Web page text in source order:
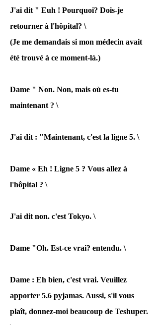
pendant des mois, "Je
vous contacterai à
partir d'ici." est
d'enregistrement
disponible.))
"Je veux que vous
transcription et que
vous la soumettez. (Il
le délai de
prescription pour les
J'ai dit " Euh ! Pourquoi? Dois-je
retourner à l'hôpital? \
(Je me demandais si mon médecin avait
été trouvé à ce moment-là.)
Dame " Non. Non, mais où es-tu
maintenant ? \
J'ai dit : "Maintenant, c'est la ligne 5. \
Dame « Eh ! Ligne 5 ? Vous allez à
l'hôpital ? \
J'ai dit non. c'est Tokyo. \
Dame "Oh. Est-ce vrai? entendu. \
Dame : Eh bien, c'est vrai. Veuillez
apporter 5.6 pyjamas. Aussi, s'il vous
plaît, donnez-moi beaucoup de Teshuper.